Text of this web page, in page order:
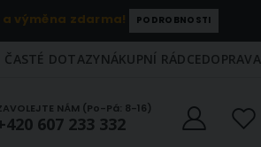
výměna zdarma! PODROBNOSTI
ČASTÉ DOTAZYNÁKUPNÍ RÁDCEDOPRAVA
NÁM (Po-Pá: 8-16)
607 233 332